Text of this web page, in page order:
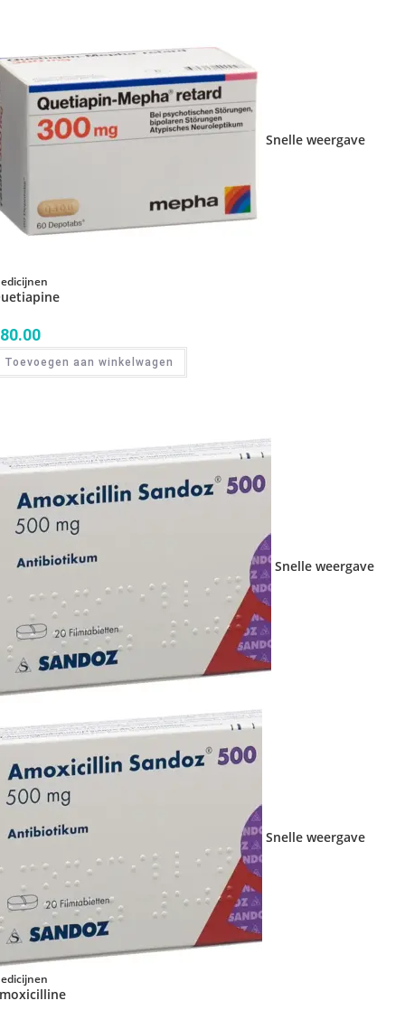
Snelle weergave
80.00
Toevoegen aan winkelwagen
Snelle weergave
Snelle weergave